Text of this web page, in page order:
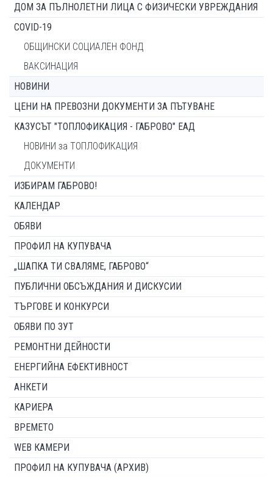
ДОМ ЗА ПЪЛНОЛЕТНИ ЛИЦА С ФИЗИЧЕСКИ УВРЕЖДАНИЯ
COVID-19
ОБЩИНСКИ СОЦИАЛЕН ФОНД
ВАКСИНАЦИЯ
НОВИНИ
ЦЕНИ НА ПРЕВОЗНИ ДОКУМЕНТИ ЗА ПЪТУВАНЕ
КАЗУСЪТ "ТОПЛОФИКАЦИЯ - ГАБРОВО" ЕАД
НОВИНИ за ТОПЛОФИКАЦИЯ
ДОКУМЕНТИ
ИЗБИРАМ ГАБРОВО!
КАЛЕНДАР
ОБЯВИ
ПРОФИЛ НА КУПУВАЧА
„ШАПКА ТИ СВАЛЯМЕ, ГАБРОВО“
ПУБЛИЧНИ ОБСЪЖДАНИЯ И ДИСКУСИИ
ТЪРГОВЕ И КОНКУРСИ
ОБЯВИ ПО ЗУТ
РЕМОНТНИ ДЕЙНОСТИ
ЕНЕРГИЙНА ЕФЕКТИВНОСТ
АНКЕТИ
КАРИЕРА
ВРЕМЕТО
WEB КАМЕРИ
ПРОФИЛ НА КУПУВАЧА (АРХИВ)